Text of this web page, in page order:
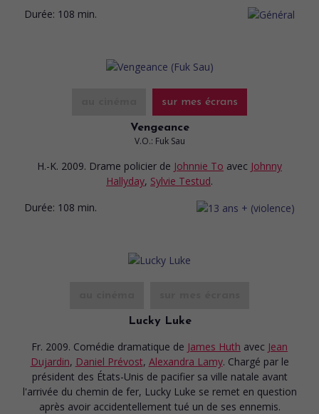
Durée: 108 min.
sur mes écrans
Vengeance
V.O.: Fuk Sau
H.-K. 2009. Drame policier de Johnnie To avec Johnny
Hallyday, Sylvie Testud.
Durée: 108 min.
Lucky Luke
Fr. 2009. Comédie dramatique de James Huth avec Jean
Dujardin, Daniel Prévost, Alexandra Lamy. Chargé par le
président des États-Unis de pacifier sa ville natale avant
l'arrivée du chemin de fer, Lucky Luke se remet en question
après avoir accidentellement tué un de ses ennemis.